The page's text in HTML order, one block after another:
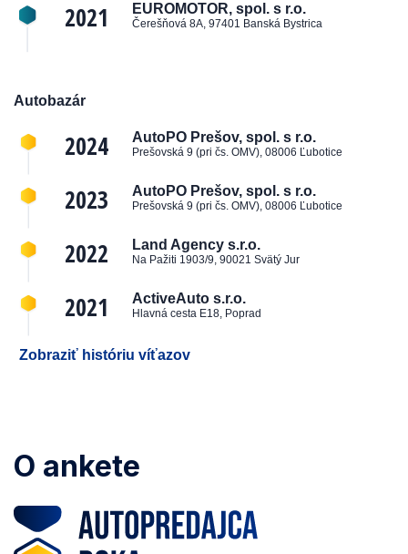
2021 EUROMOTOR, spol. s r.o.
Čerešňová 8A, 97401 Banská Bystrica
Autobazár
2024 AutoPO Prešov, spol. s r.o.
Prešovská 9 (pri čs. OMV), 08006 Ľubotice
2023 AutoPO Prešov, spol. s r.o.
Prešovská 9 (pri čs. OMV), 08006 Ľubotice
2022 Land Agency s.r.o.
Na Pažiti 1903/9, 90021 Svätý Jur
2021 ActiveAuto s.r.o.
Hlavná cesta E18, Poprad
Zobraziť históriu víťazov
O ankete